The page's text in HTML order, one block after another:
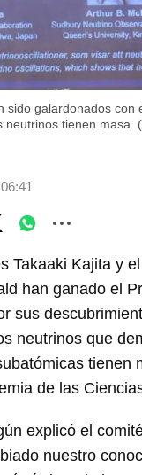
sido galardonados con
neutrinos tienen masa.
Takaaki Kajita y
han ganado el
sus
neutrinos que
tienen
de las
explicó el
nuestro